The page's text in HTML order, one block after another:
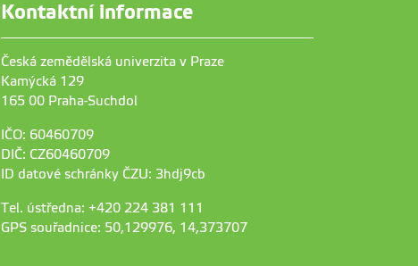
Kontaktní informace
Česká zemědělská univerzita v Praze
Kamýcká 129
165 00 Praha-Suchdol
IČO: 60460709
DIČ: CZ60460709
ID datové schránky ČZU: 3hdj9cb
Tel. ústředna: +420 224 381 111
GPS souřadnice: 50,129976, 14,373707